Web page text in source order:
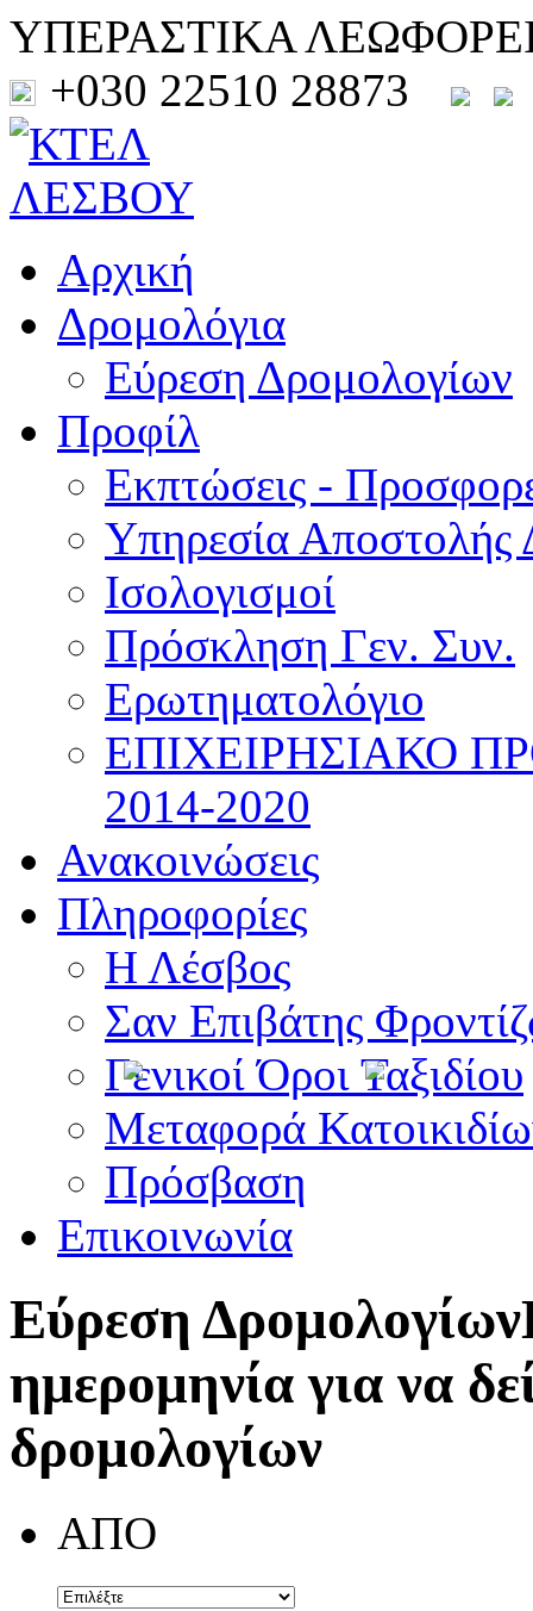
ΥΠΕΡΑΣΤΙΚΑ
+030 22510 28873
Αρχική
Δρομολόγια
Εύρεση Δρομολογίων
Προφίλ
Εκπτώσεις -
Υπηρεσία Αποστολής
Ισολογισμοί
Πρόσκληση Γεν. Συν.
Ερωτηματολόγιο
ΕΠΙΧΕΙΡΗΣΙΑΚΟ
2014-2020
Ανακοινώσεις
Πληροφορίες
Η Λέσβος
Σαν Επιβάτης
Γενικοί Όροι Ταξιδίου
Μεταφορά
Πρόσβαση
Επικοινωνία
Εύρεση Δρομολογίων
ημερομηνία για να
δρομολογίων
ΑΠΟ